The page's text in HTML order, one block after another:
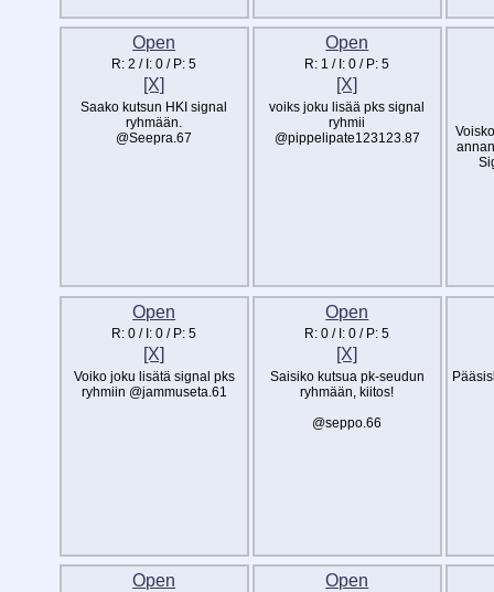
Open
R:2 / I:0 / P:5
[X]
Saako kutsun HKI signal
ryhmään.
@Seepra.67
Open
R: 1 / I:0 / P:5
[X]
voiks joku lisää pks signal
ryhmii
@pippelipate123123.87
Open
R:0 / I:0 / P:5
[X]
Voiko joku lisätä signal pks
ryhmiin @jammuseta.61
Open
R:0 / I:0 / P:5
[X]
Saisiko kutsua pk-seudun
ryhmään, kiitos!
@seppo.66
Open Open